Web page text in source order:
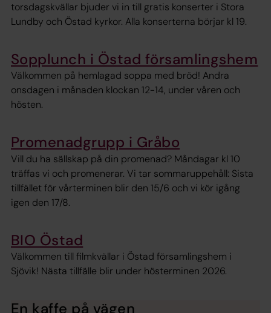
torsdagskvällar bjuder vi in till gratis konserter i Stora
Lundby och Östad kyrkor. Alla konserterna börjar kl 19.
Sopplunch i Östad församlingshem
Välkommen på hemlagad soppa med bröd! Andra
onsdagen i månaden klockan 12-14, under våren och
hösten.
Promenadgrupp i Gråbo
Vill du ha sällskap på din promenad? Måndagar kl 10
träffas vi och promenerar. Vi tar sommaruppehåll: Sista
tillfället för vårterminen blir den 15/6 och vi kör igång
igen den 17/8.
BIO Östad
Välkommen till filmkvällar i Östad församlingshem i
Sjövik! Nästa tillfälle blir under hösterminen 2026.
En kaffe på vägen